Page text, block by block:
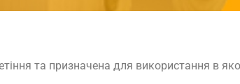
та призначена для використання в